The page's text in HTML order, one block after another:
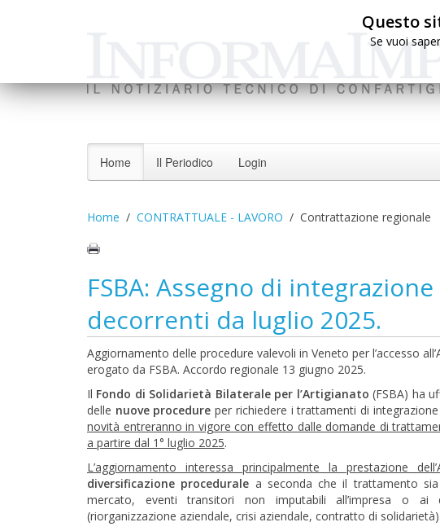
Questo
Se vuoi
Home Il Periodico Login
Home CONTRATTUALE - LAVORO Contrattazione regionale
FSBA: Assegno di
decorrenti da luglio 2025.
Aggiornamento delle procedure valevoli in Veneto per l’accesso
erogato da FSBA. Accordo regionale 13 giugno 2025.
Il Fondo di Solidarietà Bilaterale per l’Artigianato (FSBA) ha
delle nuove procedure per richiedere i trattamenti di
novità entreranno in vigore con effetto dalle domande di
a partire dal 1° luglio 2025.
L’aggiornamento interessa principalmente la prestazione
diversificazione procedurale a seconda che il trattamento
mercato, eventi transitori non imputabili all’impresa o ai
(riorganizzazione aziendale, crisi aziendale, contratto di solidarietà).